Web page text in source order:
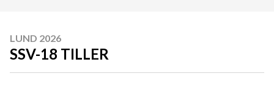
LUND 2026
SSV-18 TILLER